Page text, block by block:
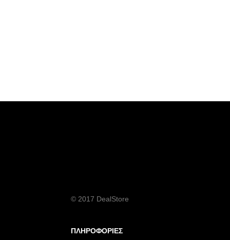
© 2017 DealStore
ΠΛΗΡΟΦΟΡΙΕΣ